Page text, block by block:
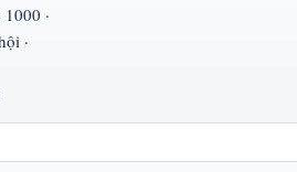
·
·